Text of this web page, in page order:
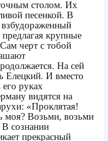
столом. Их
песенкой. В
взбудораженный
крупные
черт с тобой
На сей
Елецкий. И вместо
руках
видятся на
«Проклятая!
моя? Возьми, возьми
В сознании
прекрасный